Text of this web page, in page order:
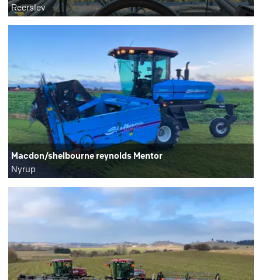
Reerslev
Macdon/shelbourne reynolds Mentor
Nyrup